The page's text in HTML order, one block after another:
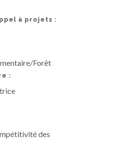
à projets :
Forêt
:
des